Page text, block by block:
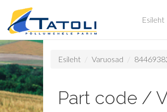
Esileht
Esileht Varuosad
Part code /